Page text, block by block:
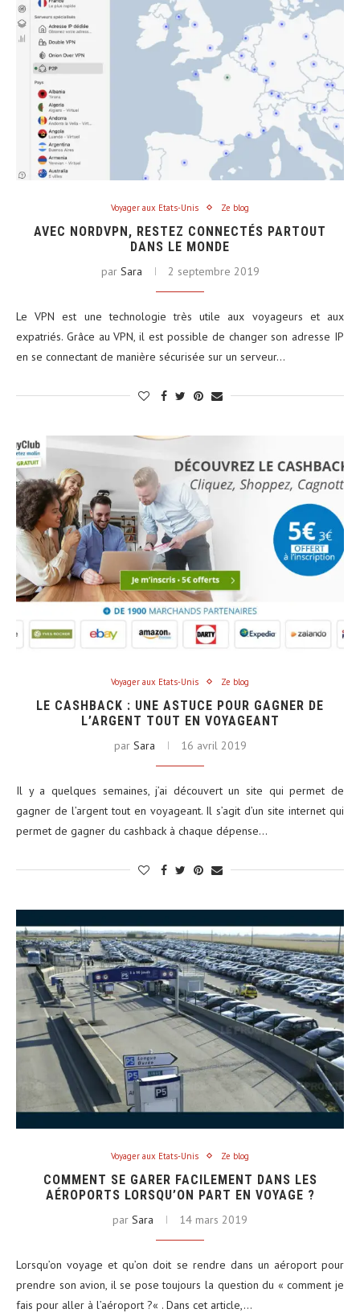
Voyager aux Etats-Unis Ze blog
AVEC NORDVPN, RESTEZ CONNECTÉS PARTOUT
DANS LE MONDE
par Sara 2 septembre 2019
Le VPN est une technologie très utile aux voyageurs et aux
expatriés. Grâce au VPN, il est possible de changer son adresse IP
en se connectant de manière sécurisée sur un serveur…
Voyager aux Etats-Unis Ze blog
LE CASHBACK : UNE ASTUCE POUR GAGNER DE
L’ARGENT TOUT EN VOYAGEANT
par Sara 16 avril 2019
Il y a quelques semaines, j’ai découvert un site qui permet de
gagner de l’argent tout en voyageant. Il s’agit d’un site internet qui
permet de gagner du cashback à chaque dépense…
Voyager aux Etats-Unis Ze blog
COMMENT SE GARER FACILEMENT DANS LES
AÉROPORTS LORSQU’ON PART EN VOYAGE ?
par Sara 14 mars 2019
Lorsqu’on voyage et qu’on doit se rendre dans un aéroport pour
prendre son avion, il se pose toujours la question du « comment je
fais pour aller à l’aéroport ?« . Dans cet article,…